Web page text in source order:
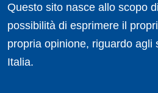
Questo sito nasce allo scopo
possibilità di esprimere il
propria opinione, riguardo agli
Italia.